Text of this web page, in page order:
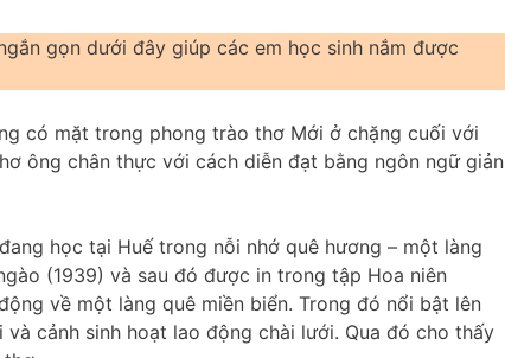
gọn dưới đây giúp các em học sinh nắm được
có mặt trong phong trào thơ Mới ở chặng cuối với
ông chân thực với cách diễn đạt bằng ngôn ngữ giản
học tại Huế trong nỗi nhớ quê hương – một làng
(1939) và sau đó được in trong tập Hoa niên
về một làng quê miền biển. Trong đó nổi bật lên
cảnh sinh hoạt lao động chài lưới. Qua đó cho thấy